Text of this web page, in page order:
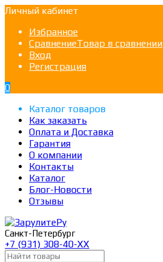
Личный кабинет
Избранное
СравнениеТовар в сравнении
Вход
Регистрация
0
Каталог товаров
Как заказать
Оплата и Доставка
Гарантия
О компании
Контакты
Каталог
Блог-Новости
Отзывы
Санкт-Петербург
+7 (931) 308-40-ХХ